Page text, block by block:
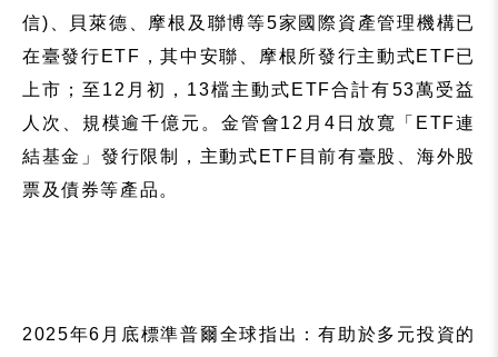
信) 、貝萊德、摩根及聯博等5家國際資產管理機構已
在臺發行 ETF ，其中安聯、摩根所發行主動式ETF已
上市； 至 12 月初， 13檔主動式 ETF合計有53萬受益
人次、規模逾千億元。金管會12 月 4 日放寬「 ETF連
結基金」發行限制， 主動式 ETF 目前有臺股、海外股
票及債券等產品 。
2025年6 月底標準普爾全球指出：有助於多元投資的